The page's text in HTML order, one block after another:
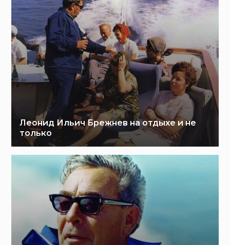
Леонид Ильич Брежнев на отдыхе и не
только